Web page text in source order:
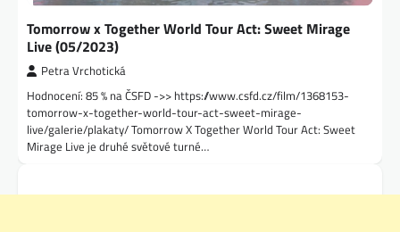
Tomorrow x Together World Tour Act: Sweet Mirage
Live (05/2023)
Petra Vrchotická
Hodnocení: 85 % na ČSFD ->> https://www.csfd.cz/film/1368153-
tomorrow-x-together-world-tour-act-sweet-mirage-
live/galerie/plakaty/ Tomorrow X Together World Tour Act: Sweet
Mirage Live je druhé světové turné…